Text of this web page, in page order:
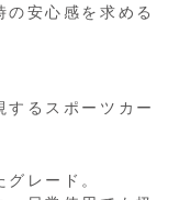
安心感を求める
するスポーツカー
レード。